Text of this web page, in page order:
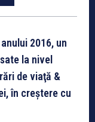
2016, un
la nivel
de viaţă &
în creştere cu